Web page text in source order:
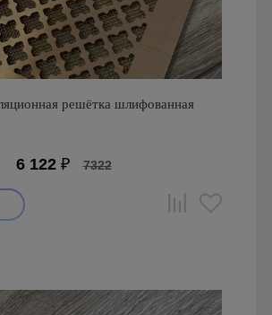
решётка шлифованная
6 122₽ 7322